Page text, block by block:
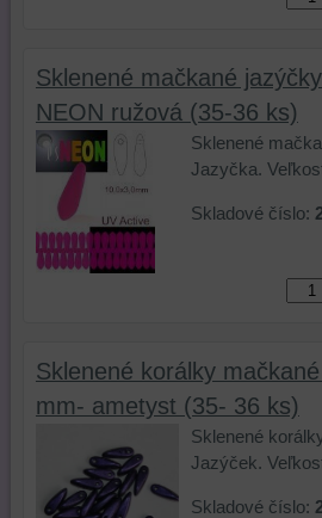
Sklenené mačkané
NEON ružová (35-36 ks)
Sklenené
Jazyčka.
Skladové číslo:
Sklenené korálky
mm- ametyst (35- 36 ks)
Sklenené
Jazýček.
Skladové číslo:
zabezpečenia.
z
vašich
preferencií
bez
toho,
aby
ste
mali
bez
prihlásenia,
skripty
a/alebo
zdroje
sledovanie
alebo
zaznamenávanie
vášho
prehliadania
našej
webovej
stránky,
alebo
komponentov,
ktorými
ste
interagovali
základe
produktov
alebo
stránok,
ktoré
ste
navštívili
na
alebo
na
webových
stránkach.